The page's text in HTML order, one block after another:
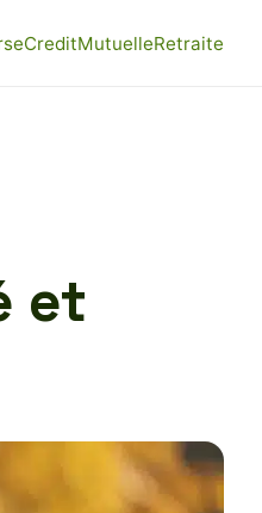
CreditMutuelleRetraite
et